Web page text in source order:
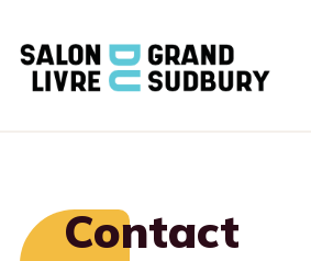
Contact